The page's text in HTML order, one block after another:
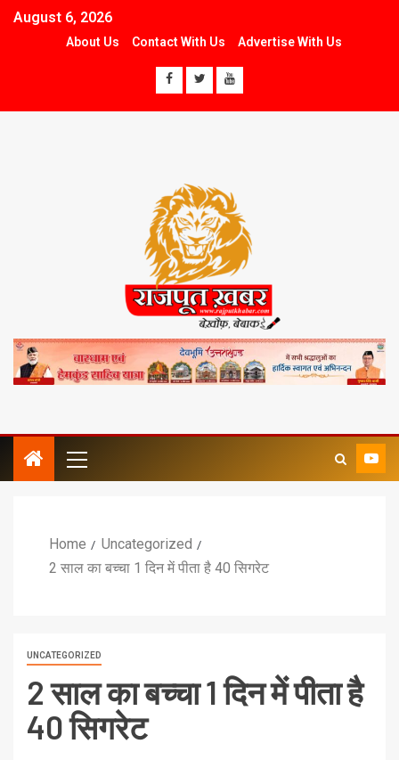
August 6, 2026
About Us Contact With Us Advertise With Us
Home
Uncategorized
2 साल का बच्चा 1 दिन में पीता है 40 सिगरेट
UNCATEGORIZED
2 साल का बच्चा 1 दिन में पीता है
40 सिगरेट